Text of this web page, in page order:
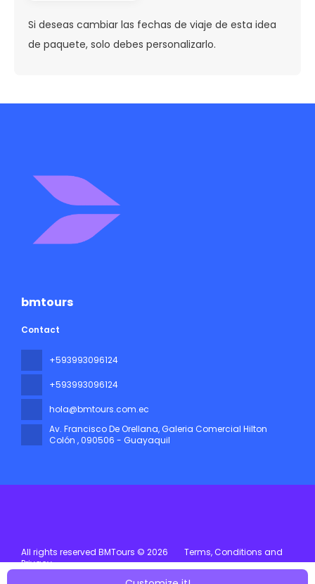
Si deseas cambiar las fechas de viaje de esta idea
de paquete, solo debes personalizarlo.
bmtours
Contact
+593993096124
+593993096124
hola@bmtours.com.ec
Av. Francisco De Orellana, Galeria Comercial Hilton
Colón , 090506 - Guayaquil
All rights reserved BMTours © 2026
Terms, Conditions and
Privacy